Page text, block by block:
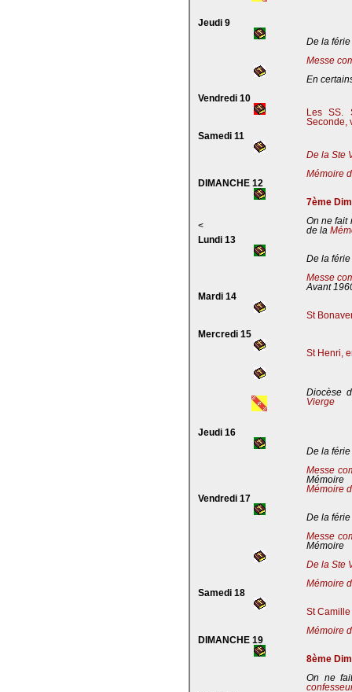
Jeudi 9
De la férie
Messe
En
Vendredi 10
Les SS.
Seconde,
Samedi 11
De la Ste
Mémoire
DIMANCHE 12
7ème
<
On ne fait
de la
Lundi 13
De la férie
Messe
Avant
Mardi 14
St
Mercredi 15
St Henri,
Diocèse
Vierge
Jeudi 16
De la férie
Messe
Mémoire
Mémoire
Vendredi 17
De la férie
Messe
Mémoire
De la Ste
Mémoire
Samedi 18
St
Mémoire
DIMANCHE 19
8ème
On ne